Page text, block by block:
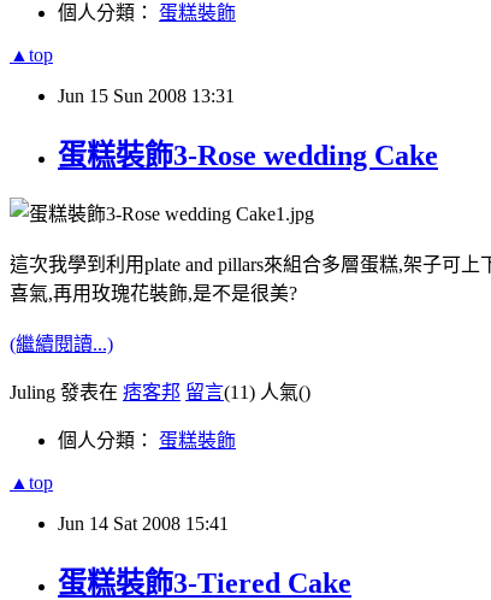
個人分類： 蛋糕裝飾
▲top
Jun 15 Sun 2008 13:31
蛋糕裝飾3-Rose wedding Cake
這次我學到利用plate and pillars來組合多層蛋糕,架子可
喜氣,再用玫瑰花裝飾,是不是很美?
(繼續閱讀...)
Juling 發表在 痞客邦 留言(11) 人氣()
個人分類： 蛋糕裝飾
▲top
Jun 14 Sat 2008 15:41
蛋糕裝飾3-Tiered Cake